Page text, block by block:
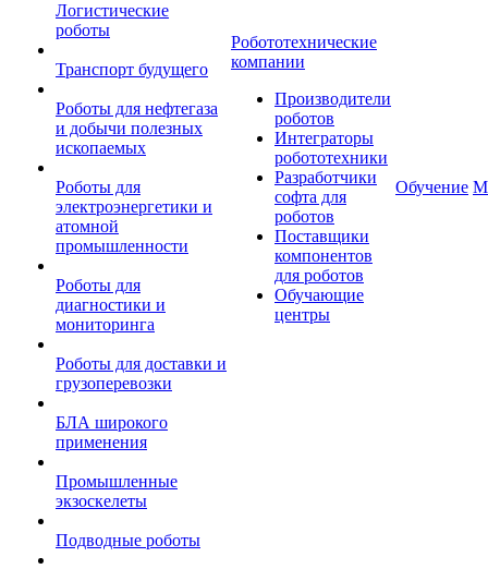
Логистические
роботы
Транспорт будущего
Роботы для нефтегаза
и добычи полезных
ископаемых
Роботы для
электроэнергетики и
атомной
промышленности
Роботы для
диагностики и
мониторинга
Роботы для доставки и
грузоперевозки
БЛА широкого
применения
Промышленные
экзоскелеты
Подводные роботы
Робототехнические
компании
Производители
роботов
Интеграторы
робототехники
Разработчики
софта для
роботов
Поставщики
компонентов
для роботов
Обучающие
центры
Обучение